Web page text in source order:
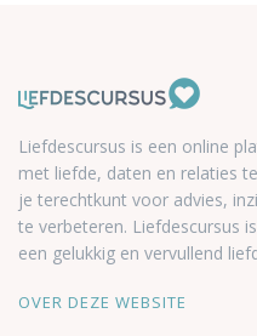
Liefdescursus is een online
met liefde, daten en relaties
je terechtkunt voor advies,
te verbeteren. Liefdescursus
een gelukkig en vervullend
OVER DEZE WEBSITE